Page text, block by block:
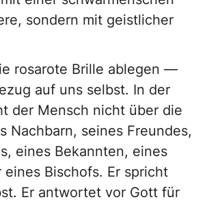
sondern mit geistlicher
rosarote Brille ablegen —
auf uns selbst. In der
der Mensch nicht über die
Nachbarn, seines Freundes,
eines Bekannten, eines
eines Bischofs. Er spricht
Er antwortet vor Gott für